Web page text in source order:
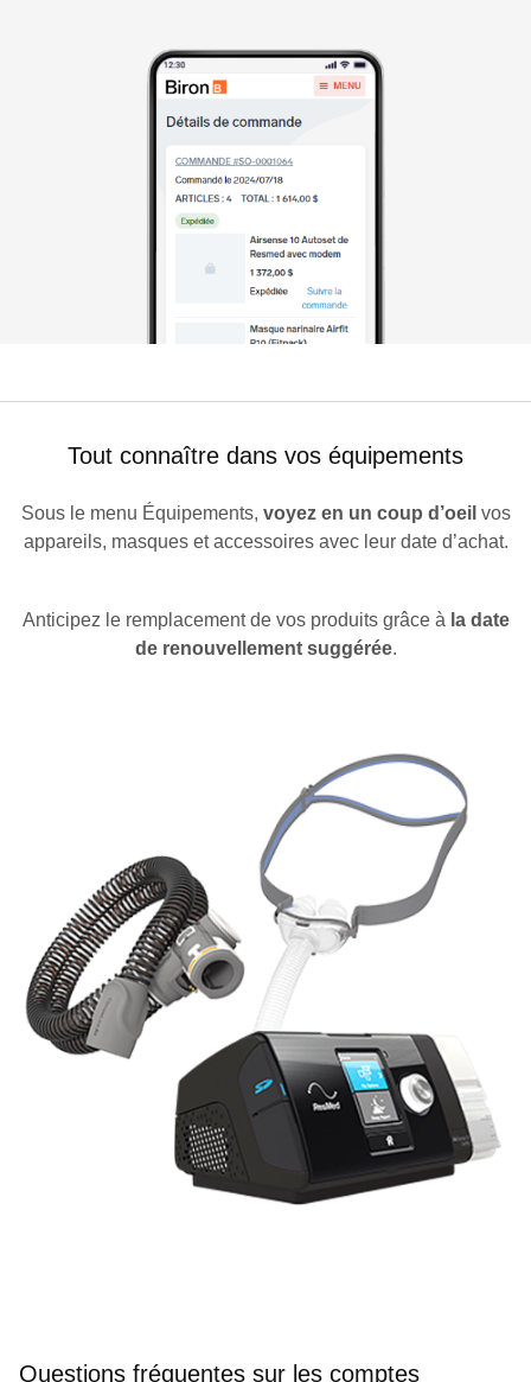
Tout connaître dans vos équipements
Sous le menu Équipements, voyez en un coup d’oeil vos
appareils, masques et accessoires avec leur date d’achat.
Anticipez le remplacement de vos produits grâce à la date
de renouvellement suggérée.
Questions fréquentes sur les comptes